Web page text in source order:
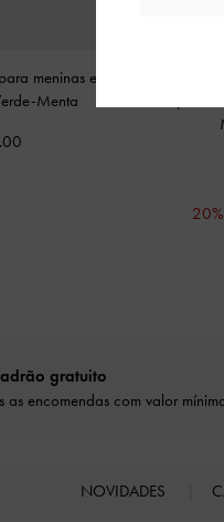
meninas em
Menta
gratuito
as encomendas com valor
NOVIDADES